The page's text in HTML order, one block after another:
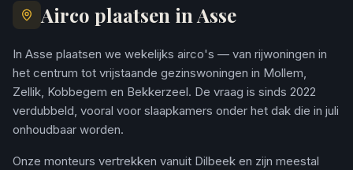
Airco plaatsen in Asse
In Asse plaatsen we wekelijks airco's — van rijwoningen in
het centrum tot vrijstaande gezinswoningen in Mollem,
Zellik, Kobbegem en Bekkerzeel. De vraag is sinds 2022
verdubbeld, vooral voor slaapkamers onder het dak die in juli
onhoudbaar worden.
Onze monteurs vertrekken vanuit Dilbeek en zijn meestal